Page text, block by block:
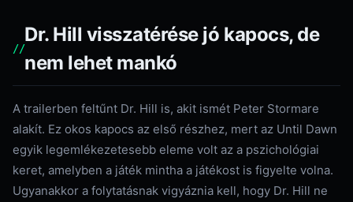
Dr. Hill visszatérése jó kapocs, de
nem lehet mankó
A trailerben feltűnt Dr. Hill is, akit ismét Peter Stormare
alakít. Ez okos kapocs az első részhez, mert az Until Dawn
egyik legemlékezetesebb eleme volt az a pszichológiai
keret, amelyben a játék mintha a játékost is figyelte volna.
Ugyanakkor a folytatásnak vigyáznia kell, hogy Dr. Hill ne